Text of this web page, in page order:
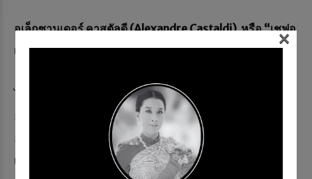
อเล็กซานเดอร์ คาสตัลดี (Alexandre Castaldi)หรือ “เชฟอ
เล็กซ์”
ได้รับแต่งตั้งเป็น Executive Sous Chef
อนันตรา สยาม กรุงเทพ เชฟอเล็กซ์ เริ่มเส้นทางการทำ
อาหารจากการเป็นผู้ช่วยคุณแม่ในห้องครัวตั้งแต่เยาว์วัย
เขาเกิดที่เมืองมาร์แซย์ ทางตอนใต้ของฝรั่งเศส เมืองที่ขึ้นชื่อ
×